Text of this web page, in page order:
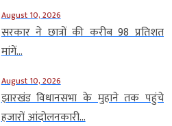
August 10, 2026
सरकार ने छात्रों की करीब 98 प्रतिशत
मांगें...
August 10, 2026
झारखंड विधानसभा के मुहाने तक पहुंचे
हजारों आंदोलनकारी...